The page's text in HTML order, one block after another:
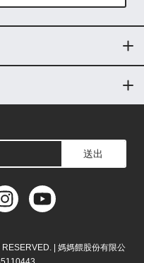
送出
| 媽媽餵股份有限公